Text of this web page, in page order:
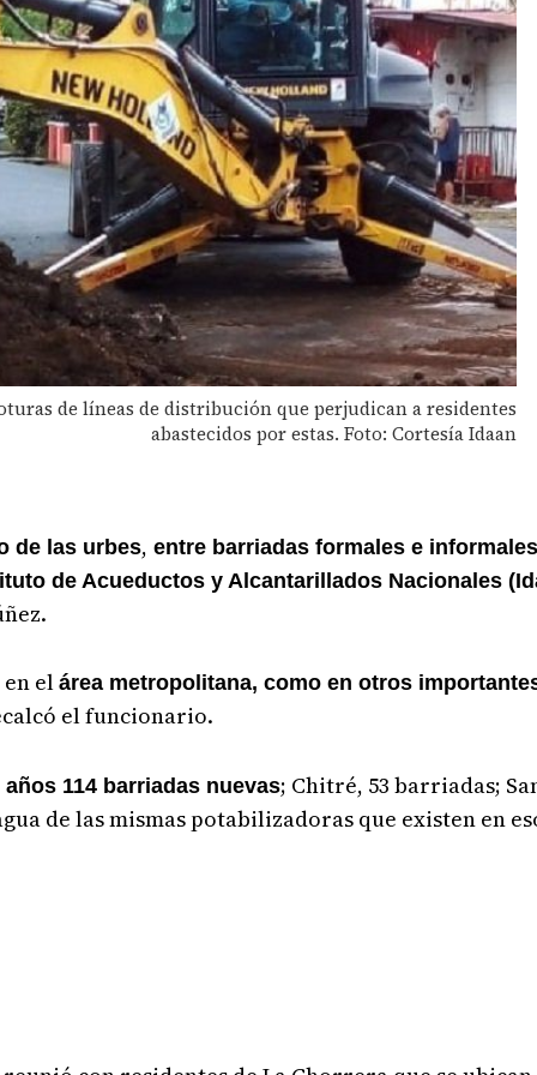
de líneas de distribución que perjudican a residentes
abastecidos por estas. Foto: Cortesía Idaan
de las urbes, entre barriadas formales e
de Acueductos y Alcantarillados Nacionales
en elárea metropolitana, como en otros
el funcionario.
114 barriadas nuevas; Chitré, 53 barriadas;
de las mismas potabilizadoras que existen en